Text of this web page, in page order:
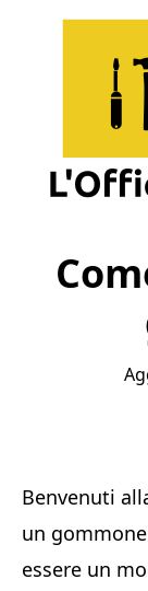
Benvenuti
un
essere un